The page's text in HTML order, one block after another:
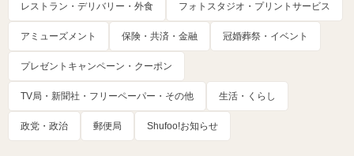
レストラン・デリバリー・外食 フォトスタジオ・プリントサービス
アミューズメント 保険・共済・金融 冠婚葬祭・イベント
プレゼントキャンペーン・クーポン
TV局・新聞社・フリーペーパー・その他 生活・くらし
政党・政治 郵便局 Shufoo!お知らせ